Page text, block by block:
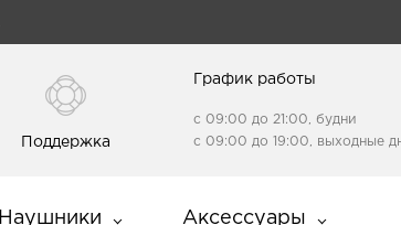
Поддержка
График работы
с 09:00 до 21:00, будни
с 09:00 до 19:00, выходные
Наушники Аксессуары